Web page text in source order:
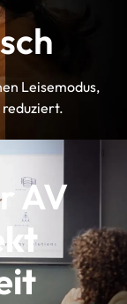
Leisemodus,
AV